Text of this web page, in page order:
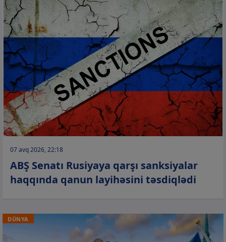
07 avq 2026, 22:18
ABŞ Senatı Rusiyaya qarşı sanksiyalar
haqqında qanun layihəsini təsdiqlədi
DÜNYA